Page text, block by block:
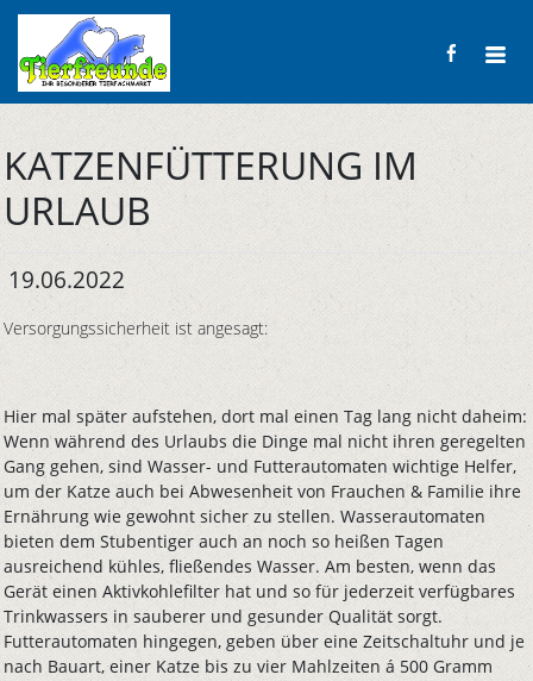
KATZENFÜTTERUNG IM
URLAUB
19.06.2022
Versorgungssicherheit ist angesagt:
Hier mal später aufstehen, dort mal einen Tag lang nicht daheim:
Wenn während des Urlaubs die Dinge mal nicht ihren geregelten
Gang gehen, sind Wasser- und Futterautomaten wichtige Helfer,
um der Katze auch bei Abwesenheit von Frauchen & Familie ihre
Ernährung wie gewohnt sicher zu stellen. Wasserautomaten
bieten dem Stubentiger auch an noch so heißen Tagen
ausreichend kühles, fließendes Wasser. Am besten, wenn das
Gerät einen Aktivkohlefilter hat und so für jederzeit verfügbares
Trinkwassers in sauberer und gesunder Qualität sorgt.
Futterautomaten hingegen, geben über eine Zeitschaltuhr und je
nach Bauart, einer Katze bis zu vier Mahlzeiten á 500 Gramm